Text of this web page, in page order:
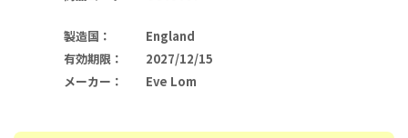
製造国 ：
England
有効期限 ：
2027/12/15
メーカー ： Eve Lom